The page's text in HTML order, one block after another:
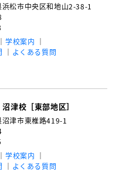
浜松市中央区和地山2-38-1
学校案内
よくある質問
沼津校［東部地区］
沼津市東椎路419-1
学校案内
よくある質問